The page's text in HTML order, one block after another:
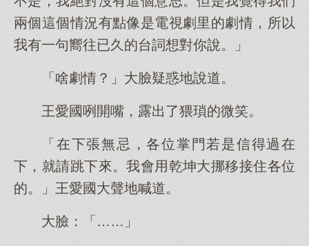
兩個這個情況有點像是電視劇里的劇情，所以
我有一句嚮往已久的台詞想對你說。」
「啥劇情？」大臉疑惑地說道。
王愛國咧開嘴，露出了猥瑣的微笑。
「在下張無忌，各位掌門若是信得過在
下，就請跳下來。我會用乾坤大挪移接住各位
的。」王愛國大聲地喊道。
大臉：「……」